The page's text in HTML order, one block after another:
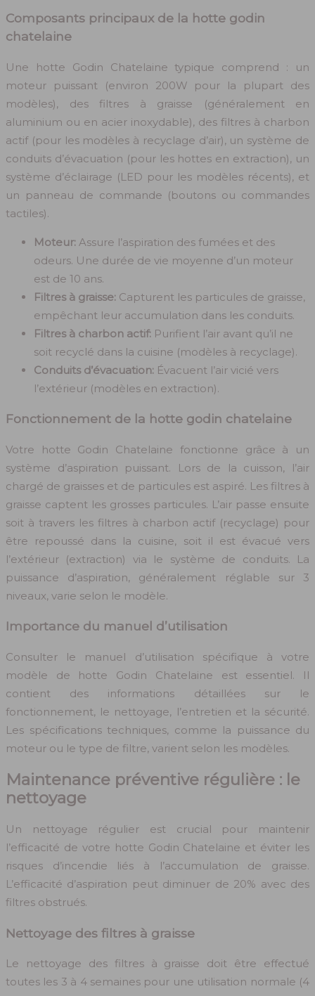
Composants principaux de la hotte godin
chatelaine
Une hotte Godin Chatelaine typique comprend : un
moteur puissant (environ 200W pour la plupart des
modèles), des filtres à graisse (généralement en
aluminium ou en acier inoxydable), des filtres à charbon
actif (pour les modèles à recyclage d’air), un système de
conduits d’évacuation (pour les hottes en extraction), un
système d’éclairage (LED pour les modèles récents), et
un panneau de commande (boutons ou commandes
tactiles).
Moteur: Assure l’aspiration des fumées et des
odeurs. Une durée de vie moyenne d’un moteur
est de 10 ans.
Filtres à graisse: Capturent les particules de graisse,
empêchant leur accumulation dans les conduits.
Filtres à charbon actif: Purifient l’air avant qu’il ne
soit recyclé dans la cuisine (modèles à recyclage).
Conduits d’évacuation: Évacuent l’air vicié vers
l’extérieur (modèles en extraction).
Fonctionnement de la hotte godin chatelaine
Votre hotte Godin Chatelaine fonctionne grâce à un
système d’aspiration puissant. Lors de la cuisson, l’air
chargé de graisses et de particules est aspiré. Les filtres à
graisse captent les grosses particules. L’air passe ensuite
soit à travers les filtres à charbon actif (recyclage) pour
être repoussé dans la cuisine, soit il est évacué vers
l’extérieur (extraction) via le système de conduits. La
puissance d’aspiration, généralement réglable sur 3
niveaux, varie selon le modèle.
Importance du manuel d’utilisation
Consulter le manuel d’utilisation spécifique à votre
modèle de hotte Godin Chatelaine est essentiel. Il
contient des informations détaillées sur le
fonctionnement, le nettoyage, l’entretien et la sécurité.
Les spécifications techniques, comme la puissance du
moteur ou le type de filtre, varient selon les modèles.
Maintenance préventive régulière : le
nettoyage
Un nettoyage régulier est crucial pour maintenir
l’efficacité de votre hotte Godin Chatelaine et éviter les
risques d’incendie liés à l’accumulation de graisse.
L’efficacité d’aspiration peut diminuer de 20% avec des
filtres obstrués.
Nettoyage des filtres à graisse
Le nettoyage des filtres à graisse doit être effectué
toutes les 3 à 4 semaines pour une utilisation normale (4